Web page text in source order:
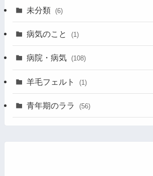
未分類 (6)
病気のこと (1)
病院・病気 (108)
羊毛フェルト (1)
青年期のララ (56)